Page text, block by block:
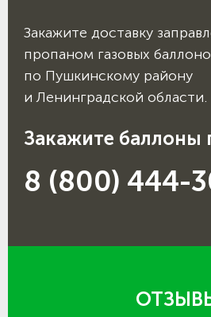
Закажите доставку
пропаном газовых
по Пушкинскому району
и Ленинградской области.
Закажите баллоны
8 (800) 444-